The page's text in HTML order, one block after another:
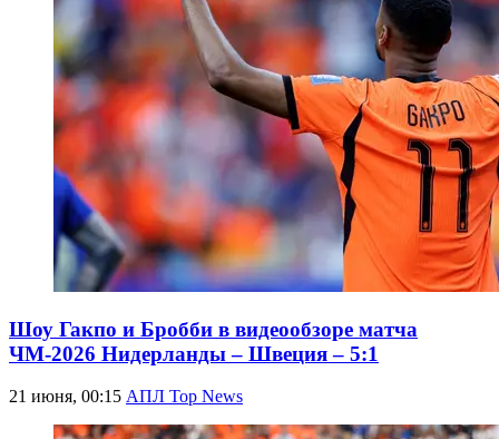
Шоу Гакпо и Бробби в видеообзоре матча
ЧМ-2026 Нидерланды – Швеция – 5:1
21 июня, 00:15 АПЛ Top News